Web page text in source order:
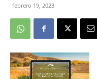
febrero 19, 2023